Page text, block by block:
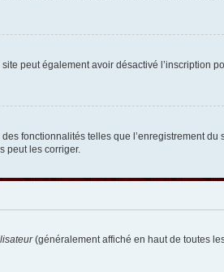
peut également avoir désactivé l’inscription
fonctionnalités telles que l’enregistrement du
peut les corriger.
(généralement affiché en haut de toutes